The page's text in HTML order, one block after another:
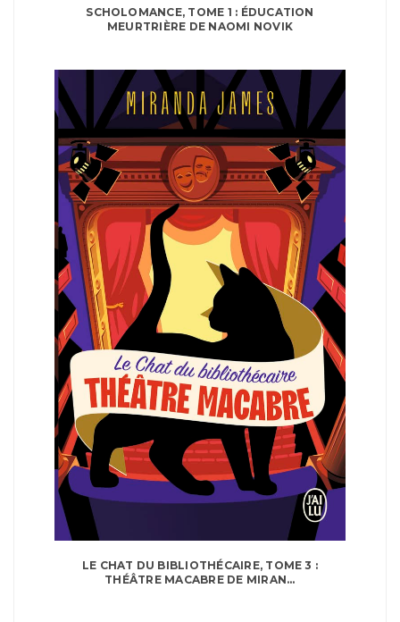
SCHOLOMANCE, TOME 1 : ÉDUCATION
MEURTRIÈRE DE NAOMI NOVIK
LE CHAT DU BIBLIOTHÉCAIRE, TOME 3 :
THÉÂTRE MACABRE DE MIRAN...